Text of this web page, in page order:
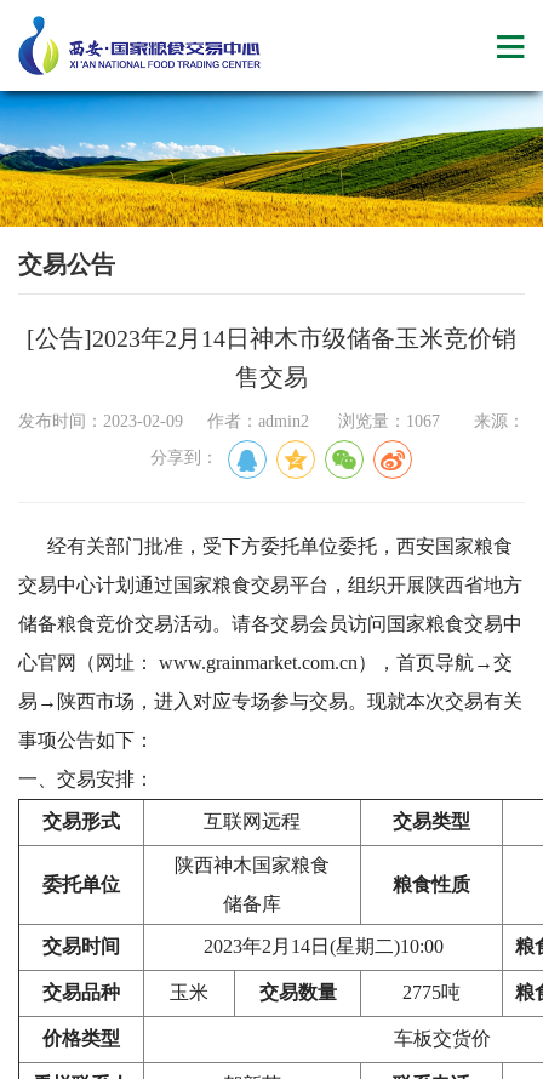
交易公告
[公告]2023年2月14日神木市级储备玉米竞价销
售交易
发布时间：2023-02-09 作者：admin2 浏览量：1067 来源：
分享到：
经有关部门批准，受下方委托单位委托，西安国家粮食
交易中心计划通过国家粮食交易平台，组织开展陕西省地方
储备粮食竞价交易活动。请各交易会员访问国家粮食交易中
心官网（网址： www.grainmarket.com.cn），首页导航→交
易→陕西市场，进入对应专场参与交易。现就本次交易有关
事项公告如下：
一、交易安排：
交易形式 互联网远程 交易类型
委托单位
陕西神木国家粮食
储备库
粮食性质
交易时间 2023年2月14日(星期二)10:00 粮
交易品种 玉米 交易数量 2775吨 粮
价格类型 车板交货价